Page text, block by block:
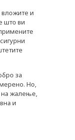
и
што ви
за
Но,
на жалење,
и